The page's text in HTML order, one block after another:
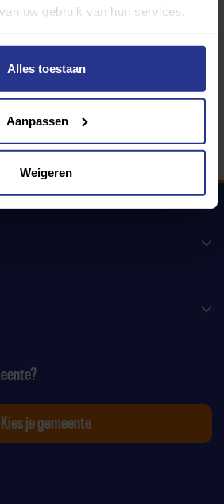
uw gebruik van hun services.
Alles toestaan
Aanpassen
Weigeren
Kies je gemeente